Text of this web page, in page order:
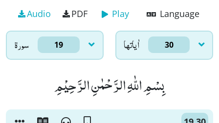
Audio PDF Play Language
سورۃ 19 اٰياتها 30
بِسْمِ اللّٰهِ الرَّحْمٰنِ الرَّحِیْمِ